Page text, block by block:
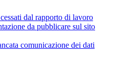
dal rapporto di lavoro
da pubblicare sul sito
comunicazione dei dati